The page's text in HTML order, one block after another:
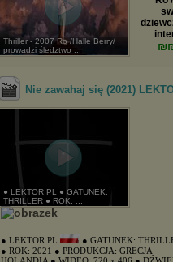
Thriller - 2007 Ro /Halle Berry/
prowadzi śledztwo ...
Nie zawahaj się (2021)
● LEKTOR PL ● GATUNEK:
THRILLER ● ROK: ...
● LEKTOR PL
● GATUNEK:
● ROK: 2021 ● PRODUKCJA: GRECJA